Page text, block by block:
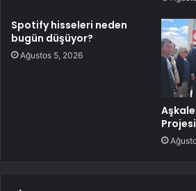
Spotify hisseleri neden
bugün düşüyor?
Ağustos 5, 2026
Projesi